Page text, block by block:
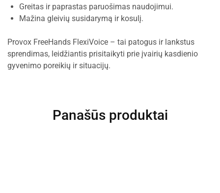
Greitas ir paprastas paruošimas naudojimui.
Mažina gleivių susidarymą ir kosulį.
Provox FreeHands FlexiVoice – tai patogus ir lankstus
sprendimas, leidžiantis prisitaikyti prie įvairių kasdienio
gyvenimo poreikių ir situacijų.
Panašūs produktai